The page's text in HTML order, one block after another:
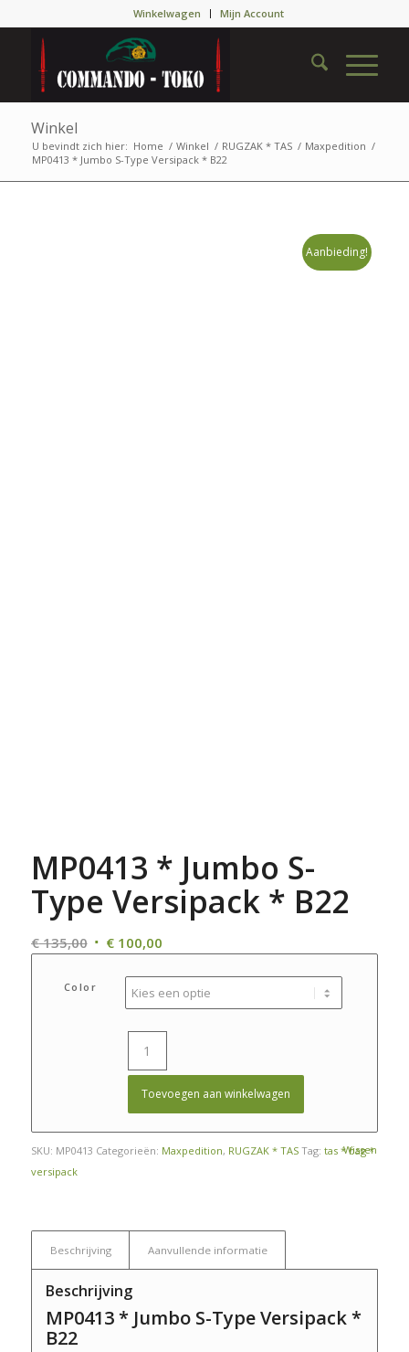
Winkelwagen Mijn Account
Winkel
U bevindt zich hier: Home / Winkel / RUGZAK * TAS / Maxpedition /
MP0413 * Jumbo S-Type Versipack * B22
Aanbieding!
MP0413 * Jumbo S-
Type Versipack * B22
€135,00 Oorspronkelijke
was:
€ 135,00.
€100,00Huidige
€ 100,00.
Color
Wissen
Toevoegen aan winkelwagen
SKU: MP0413 Categorieën: Maxpedition, RUGZAK * TAS Tag: tas * bag *
versipack
Beschrijving Aanvullende informatie
Beschrijving
MP0413 * Jumbo S-Type Versipack *
B22